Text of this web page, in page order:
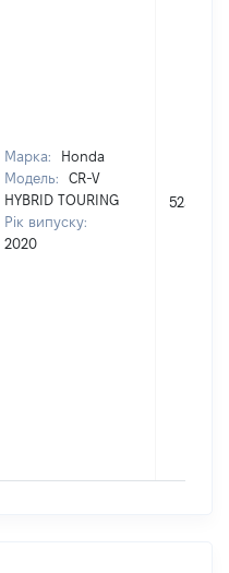
Марка:
Honda
Модель:
CR-V
HYBRID TOURING
Рік випуску:
2020
523161